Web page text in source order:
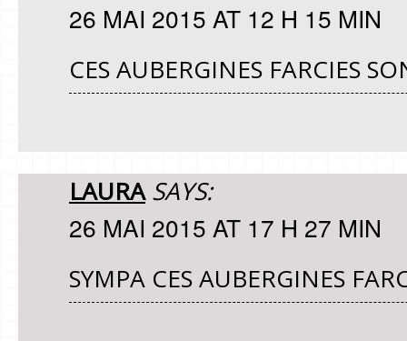
26 MAI 2015 AT 12 H 15 MIN
CES AUBERGINES FARCIES
LAURA SAYS:
26 MAI 2015 AT 17 H 27 MIN
SYMPA CES AUBERGINES